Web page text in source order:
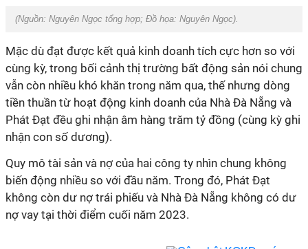
(Nguồn: Nguyên Ngọc tổng hợp; Đồ họa: Nguyên Ngọc).
Mặc dù đạt được kết quả kinh doanh tích cực hơn so với
cùng kỳ, trong bối cảnh thị trường bất động sản nói chung
vẫn còn nhiều khó khăn trong năm qua, thế nhưng dòng
tiền thuần từ hoạt động kinh doanh của Nhà Đà Nẵng và
Phát Đạt đều ghi nhận âm hàng trăm tỷ đồng (cùng kỳ ghi
nhận con số dương).
Quy mô tài sản và nợ của hai công ty nhìn chung không
biến động nhiều so với đầu năm. Trong đó, Phát Đạt
không còn dư nợ trái phiếu và Nhà Đà Nẵng không có dư
nợ vay tại thời điểm cuối năm 2023.